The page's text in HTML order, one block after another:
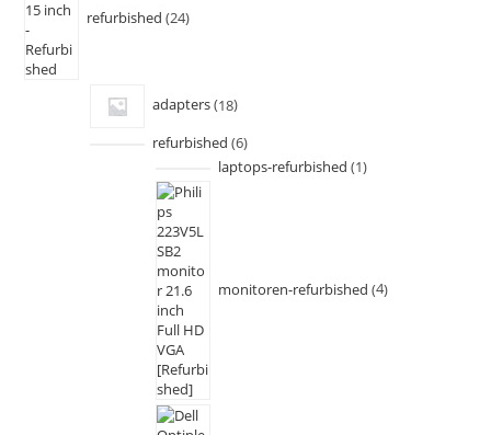
refurbished 24
adapters 18
refurbished 6
laptops-refurbished 1
monitoren-refurbished 4